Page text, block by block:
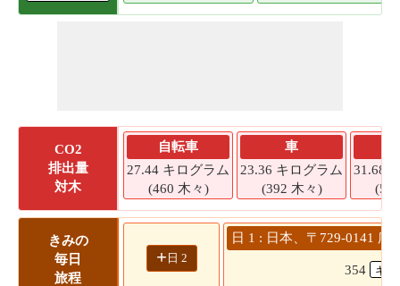
CO2
排出量
対木
自転車
27.44 キログラム
(460 木々)
車
23.36 キログラム
(392 木々)
31.68
きみの
毎日
旅程
+ 日 2
日 1 : 日本、〒729-0141 広
354